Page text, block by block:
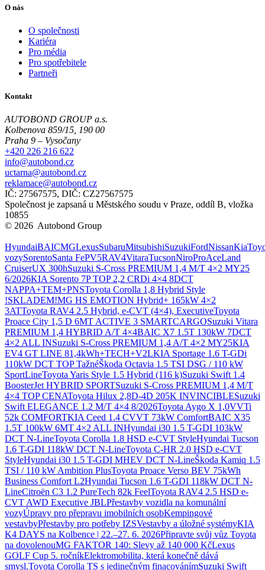
O nás
O společnosti
Kariéra
Pro média
Pro spotřebitele
Partneři
Kontakt
AUTOBOND GROUP a.s.
Kolbenova 859/15, 190 00
Praha 9 – Vysočany
+420 226 216 622
info@autobond.cz
uctarna@autobond.cz
reklamace@autobond.cz
IČ: 27567575, DIČ: CZ27567575
Společnost je zapsaná u Městského soudu v Praze, oddíl B, vložka
10855
© 2026 Autobond Group
HyundaiBAICMGLexusSubaruMitsubishiSuzukiFordNissanKia
vozySorentoSanta FePV5RAV4VitaraTucsonNiroProAceLand
CruiserUX 300hSuzuki S-Cross PREMIUM 1,4 M/T 4×2 MY25
6/2026KIA Sorento 7P TOP 2,2 CRDi 4×4 8DCT
NAPPA+TEM+PNSToyota Corolla 1,8 Hybrid Style
!SKLADEM!MG HS EMOTION Hybrid+ 165kW 4×2
3ATToyota RAV4 2.5 Hybrid, e-CVT (4×4), ExecutiveToyota
Proace City 1,5 D 6MT ACTIVE 3 SMARTCARGOSuzuki Vitara
PREMIUM 1,4 HYBRID A/T 4×4BAIC X7 1.5T 130kW 7DCT
4×2 ALL INSuzuki S-Cross PREMIUM 1,4 A/T 4×2 MY25KIA
EV4 GT LINE 81,4kWh+TECH+V2LKIA Sportage 1.6 T-GDi
110kW DCT TOP TažnéŠkoda Octavia 1.5 TSI DSG / 110 kW
SportLineToyota Yaris Style 1.5 Hybrid (116 k)Suzuki Swift 1.4
BoosterJet HYBRID SPORTSuzuki S-Cross PREMIUM 1,4 M/T
4×4 TOP CENAToyota Hilux 2,8D-4D 205K INVINCIBLESuzuki
Swift ELEGANCE 1.2 M/T 4×4 8/2026Toyota Aygo X 1,0VVTi
52k COMFORTKIA Ceed 1.4 CVVT 73kW ComfortBAIC X35
1.5T 100kW 6MT 4×2 ALL INHyundai i30 1.5 T-GDI 103kW
DCT N-LineToyota Corolla 1.8 HSD e-CVT StyleHyundai Tucson
1.6 T-GDI 118kW DCT N-LineToyota C-HR 2.0 HSD e-CVT
StyleHyundai i30 1.5 T-GDI MHEV DCT N-LineŠkoda Kamiq 1.5
TSI / 110 kW Ambition PlusToyota Proace Verso BEV 75kWh
Business Comfort L2Hyundai Tucson 1.6 T-GDI 118kW DCT N-
LineCitroën C3 1.2 PureTech 82k FeelToyota RAV4 2.5 HSD e-
CVT AWD Executive JBLPřestavby vozidla na komunální
vozyÚpravy pro přepravu imobilních osobKempingové
vestavbyPřestavby pro potřeby IZSVestavby a úložné systémyKIA
K4 DAYS na Kolbence | 22.–27. 6. 2026Připravte svůj vůz Toyota
na dovolenouMG FAKTOR 140: Slevy až 140 000 KčLexus
GOLF Cup 5. ročníkElektromobilita, která konečně dává
smysl.Toyota Corolla TS s jedinečným finacovánímSuzuki Swift